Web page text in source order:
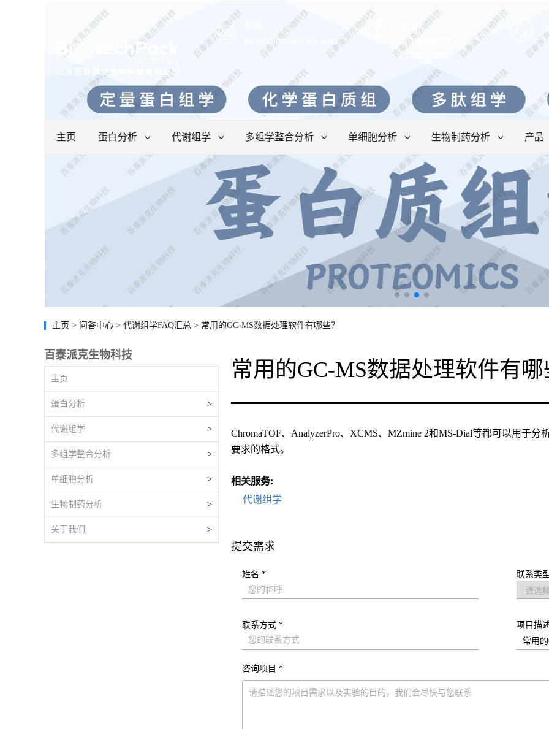
info@biotech-pack.com
电话:
010-67869385
15201377680
主页 蛋白分析 代谢组学 多组学整合分析 单细胞分析 生物制药分析 产品
主页 > 问答中心 > 代谢组学FAQ汇总 > 常用的GC-MS数据处理软件有哪些？
百泰派克生物科技
主页
蛋白分析 >
代谢组学 >
多组学整合分析 >
单细胞分析 >
生物制药分析 >
关于我们 >
常用的GC-MS数据处理软件有
ChromaTOF、AnalyzerPro、XCMS、MZmine 2和MS-Dial等都可以用于
要求的格式。
相关服务:
代谢组学
提交需求
姓名 * 联系类
联系方式 * 项目描
咨询项目 *